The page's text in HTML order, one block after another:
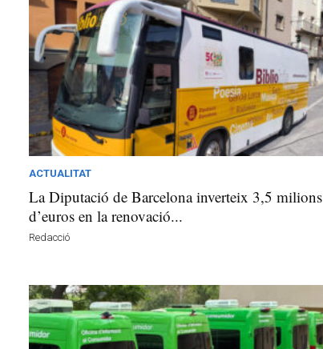
ACTUALITAT
La Diputació de Barcelona inverteix 3,5 milions
d’euros en la renovació...
Redacció